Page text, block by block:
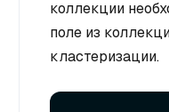
коллекции
поле из
кластеризации.